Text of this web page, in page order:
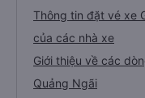
Thông tin đặt vé xe
của các nhà xe
Giới thiệu về các
Quảng Ngãi